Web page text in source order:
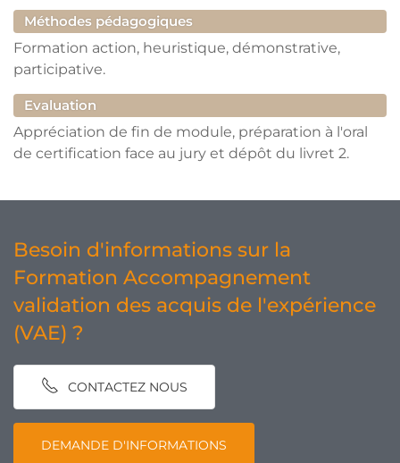
Méthodes pédagogiques
Formation action, heuristique, démonstrative,
participative.
Evaluation
Appréciation de fin de module, préparation à l'oral
de certification face au jury et dépôt du livret 2.
Besoin d'informations sur la
Formation Accompagnement
validation des acquis de l'expérience
(VAE) ?
CONTACTEZ NOUS
DEMANDE D'INFORMATIONS